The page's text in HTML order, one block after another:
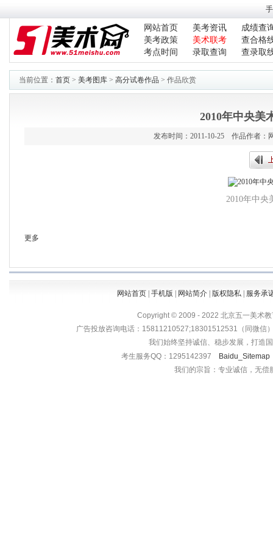
网站首页 美考资讯
成绩查
美考政策
美术联考
查合格
考点时间
录取查询 查录取
当前位置： 首页 > 美考图库 > 高分试卷作品 > 作品欣赏
2010年中央美
发布时间：2011-10-25 作品作者
2010年中央
更多
网站首页 手机版 网站简介 版权隐私 服务承
Copyright © 2009 - 2022 北京五一美术
广告投放咨询电话：15811210527;18301512531（同微信
我们始终坚持诚信、稳步发展，打造
考生服务QQ：1295142397
Baidu_Sitemap
我们的宗旨：专业诚信，无偿